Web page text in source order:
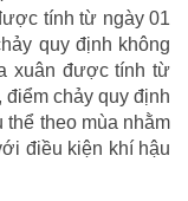
tính từ ngày 01
quy định không
xuân được tính từ
điểm chảy quy định
thể theo mùa nhằm
điều kiện khí hậu